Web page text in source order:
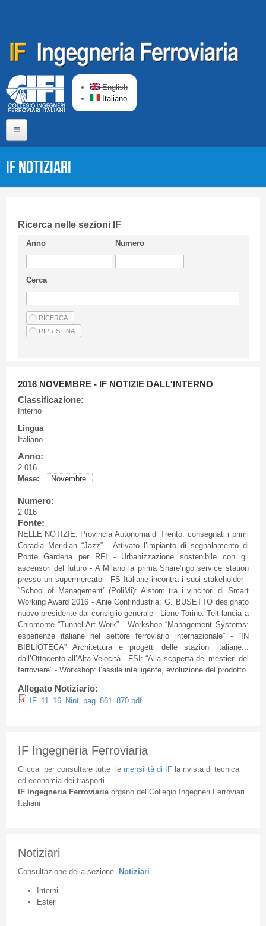
English
Italiano
CIFI in breve
Linee Guida
Privacy Policy
Articoli
IF Notiziari
Ricerca nelle sezioni IF
Anno Numero
Cerca
2016 NOVEMBRE - IF NOTIZIE DALL'INTERNO
Classificazione:
Interno
Lingua
Italiano
Anno:
2 016
Mese:
Novembre
Numero:
2 016
Fonte:
NELLE NOTIZIE: Provincia Autonoma di Trento: consegnati i primi
CoradiaMeridian “Jazz” - Attivato l’impianto di segnalamento di
PonteGardenaper RFI - Urbanizzazione sostenibile con gli
ascensori delfuturo - A Milano la prima Share’ngoservice station
pressoun supermercato- FS Italiane incontrai suoi stakeholder -
“School of Management” (PoliMi): Alstom traivincitori di Smart
Working Award 2016 - Anie Confindustria: G. BUSETTO designato
nuovo presidente dal consiglio generale - Lione-Torino:Telt lanciaa
Chiomonte“Tunnel Art Work” - Workshop “Management Systems:
esperienze
italiane nel settore ferroviario internazionale”- “IN
BIBLIOTECA”
Architetturae progetti delle stazioni italiane...
dall’Ottocento all’Alta Velocità- FSI :“Alla scoperta dei mestieri del
ferroviere”- Workshop: l’assile intelligente, evoluzionedel prodotto
Allegato Notiziario:
IF_11_16_Nint_pag_861_870.pdf
IF Ingegneria Ferroviaria
Cliccaper consultare tuttele mensilità di IFla rivista di tecnica
ed economia dei trasporti
IF Ingegneria Ferroviaria organodel Collegio Ingegneri Ferroviari
Italiani
Notiziari
Consultazione della sezione Notiziari
Interni
Esteri